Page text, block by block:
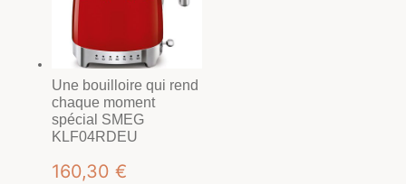
Une bouilloire qui rend
chaque moment
spécial SMEG
KLF04RDEU
160,30 €